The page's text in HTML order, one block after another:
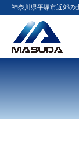
神奈川県平塚市近郊の
null
Warning
must
type